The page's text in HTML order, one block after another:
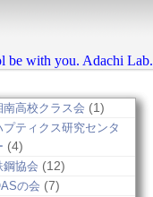
be with you. Adachi Lab.
南高校クラス会 (1)
プティクス研究センタ
(4)
鋼協会 (12)
の会 (7)